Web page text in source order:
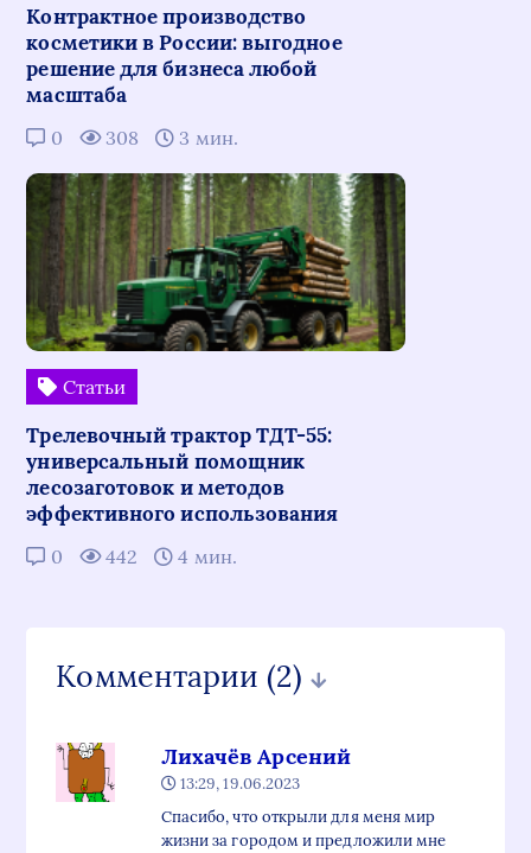
Контрактное производство
косметики в России: выгодное
решение для бизнеса любой
масштаба
0 308 3 мин.
Статьи
Трелевочный трактор ТДТ-55:
универсальный помощник
лесозаготовок и методов
эффективного использования
0 442 4 мин.
Комментарии (2)
Лихачёв Арсений
13:29, 19.06.2023
Спасибо, что открыли для меня мир
жизни за городом и предложили мне